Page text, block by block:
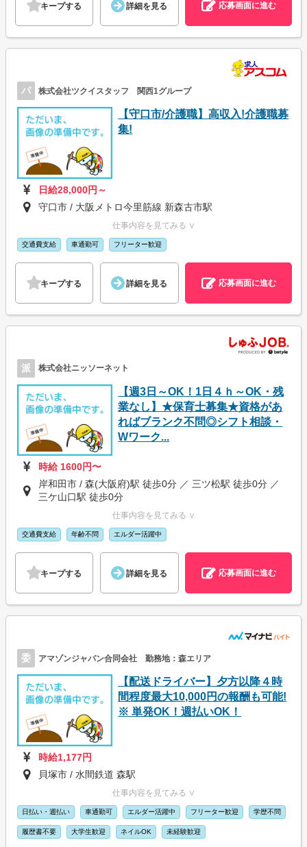
キープする 詳細を見る 応募画面に進む
パ 株式会社ツクイスタッフ 関西1グループ
【守口市/介護職】高収入!介護職募
集!
日給28,000円～
守口市 / 大阪メトロ今里筋線 新森古市駅
仕事内容を見てみる ∨
交通費支給 車通勤可 フリーター歓迎
キープする 詳細を見る 応募画面に進む
派 株式会社ニッソーネット
【週3日～OK！1日４ｈ～OK・残
業なし】★保育士募集★資格があ
ればブランク不問◎シフト相談・
Wワーク...
時給 1600円〜
岸和田市 / 森(大阪府)駅 徒歩0分 ／ 三ツ松駅 徒歩0分 ／
三ケ山口駅 徒歩0分
仕事内容を見てみる ∨
交通費支給 年齢不問 エルダー活躍中
キープする 詳細を見る 応募画面に進む
委 アマゾンジャパン合同会社 勤務地：森エリア
【配送ドライバー】夕方以降４時
間程度最大10,000円の報酬も可能!
※ 単発OK！週払いOK！
時給1,177円
貝塚市 / 水間鉄道 森駅
仕事内容を見てみる ∨
日払い・週払い 車通勤可 エルダー活躍中 フリーター歓迎 学歴不問
履歴書不要 大学生歓迎 ネイルOK 未経験歓迎